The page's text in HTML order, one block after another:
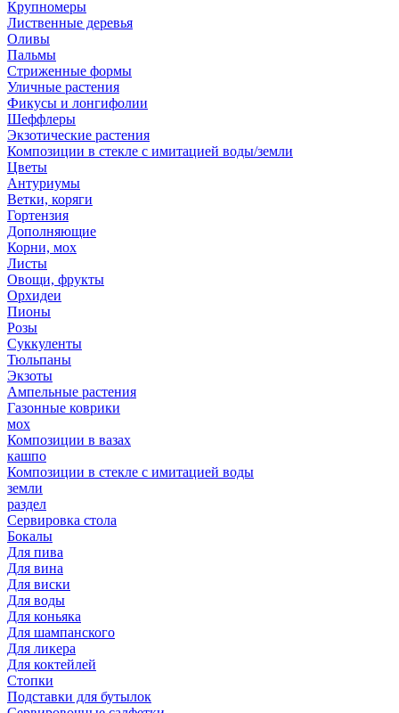
Крупномеры
Лиственные деревья
Оливы
Пальмы
Стриженные формы
Уличные растения
Фикусы и лонгифолии
Шеффлеры
Экзотические растения
Композиции в стекле с имитацией воды/земли
Цветы
Антуриумы
Ветки, коряги
Гортензия
Дополняющие
Корни, мох
Листы
Овощи, фрукты
Орхидеи
Пионы
Розы
Суккуленты
Тюльпаны
Экзоты
Ампельные растения
Газонные коврики
мох
Композиции в вазах
кашпо
Композиции в стекле с имитацией воды
земли
раздел
Сервировка стола
Бокалы
Для пива
Для вина
Для виски
Для воды
Для коньяка
Для шампанского
Для ликера
Для коктейлей
Стопки
Подставки для бутылок